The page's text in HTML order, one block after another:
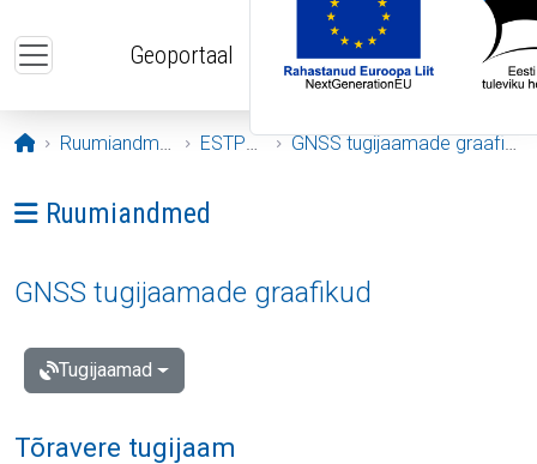
Geoportaal
Avaleht
Ruumiandmed ESTPOS GNSS tugijaamade graafikud
Ava menüü: Ruumiandmed
Ruumiandmed
GNSS tugijaamade graafikud
Tugijaamad
Tõravere tugijaam